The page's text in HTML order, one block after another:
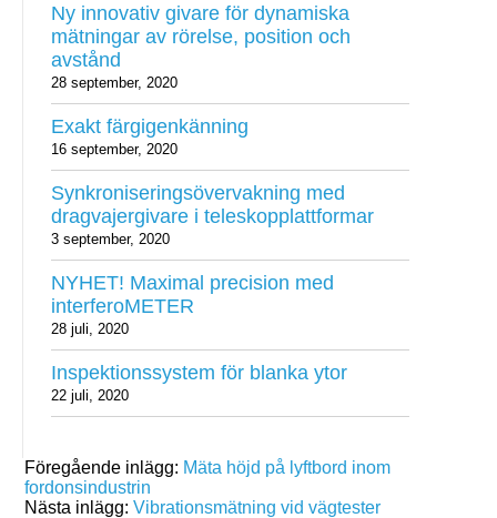
Ny innovativ givare för dynamiska
mätningar av rörelse, position och
avstånd
28 september, 2020
Exakt färgigenkänning
16 september, 2020
Synkroniseringsövervakning med
dragvajergivare i teleskopplattformar
3 september, 2020
NYHET! Maximal precision med
interferoMETER
28 juli, 2020
Inspektionssystem för blanka ytor
22 juli, 2020
Föregående inlägg: Mäta höjd på lyftbord inom
fordonsindustrin
Nästa inlägg: Vibrationsmätning vid vägtester